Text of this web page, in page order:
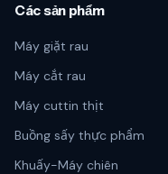
Các sản phẩm
Máy giặt rau
Máy cắt rau
Máy cuttin thịt
Buồng sấy thực phẩm
Khuấy-Máy chiên